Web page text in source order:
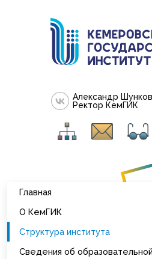
Александр Шунков
Ректор КемГИК
Главная
О КемГИК
Структура института
Сведения об